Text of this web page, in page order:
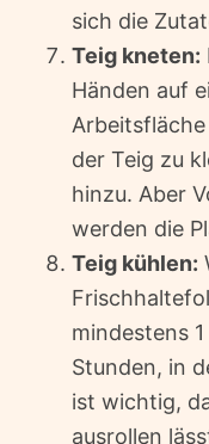
sich die
Teig kneten:
Händen auf
der Teig zu
hinzu. Aber
werden die
Teig kühlen:
mindestens
Stunden, in
ist wichtig,
ausrollen